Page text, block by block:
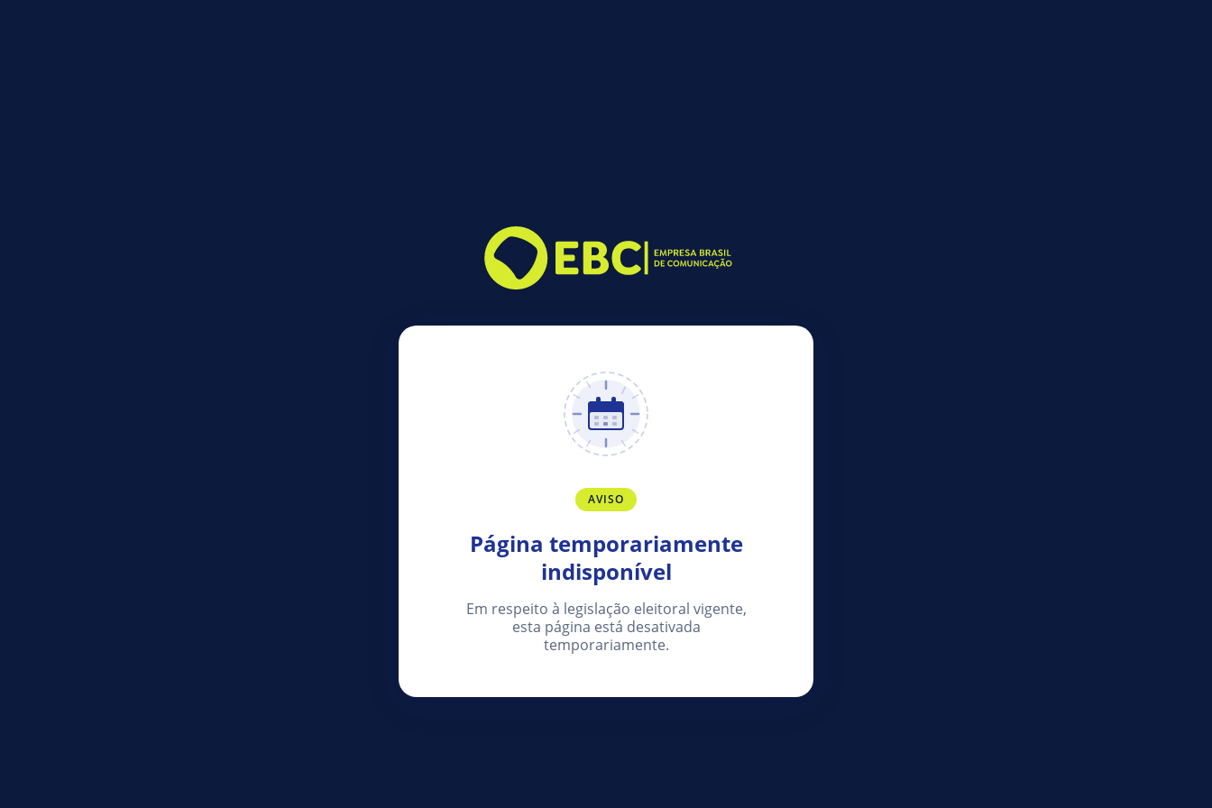
AVISO
Página temporariamente
indisponível
Em respeito à legislação eleitoral vigente,
esta página está desativada
temporariamente.